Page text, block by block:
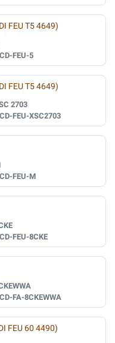
FEU T5 4649)
FEU-5
FEU T5 4649)
2703
FEU-XSC2703
FEU-M
FEU-8CKE
FA-8CKEWWA
FEU 60 4490)